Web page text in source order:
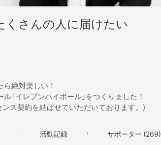
さんの人に届けたい
絶対楽しい！
「イレブンハイボール」をつくりました！
ス契約を結ばせていただいております。)
活動記録 サポーター (269)